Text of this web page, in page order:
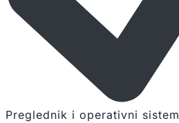
Preglednik i operativni sistem